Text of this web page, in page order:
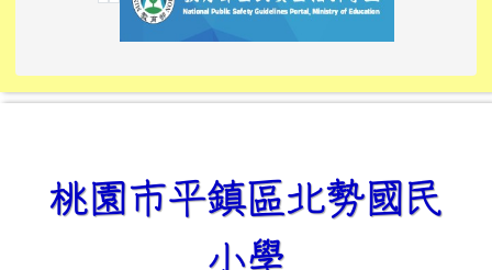
link to https://
link to https://10000.gov.tw/
link to https://
link to https://10000.gov.tw/
link to https://
link to https://
link to https://i.win.org.tw/
link to https://
link to https://
link to https://
link to https://
桃園市平鎮區北勢國民
小學